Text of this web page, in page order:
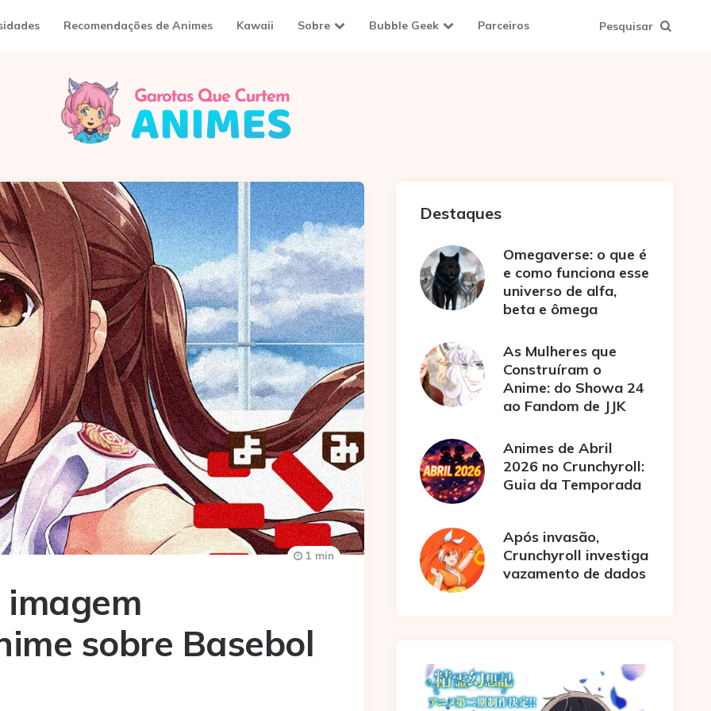
Recomendações de Animes Kawaii Sobre Bubble Geek Parceiros Pesquisar
imagem
sobre Basebol
1 min
Destaques
Omegaverse: o que é
e como funciona esse
universo de alfa,
beta e ômega
As Mulheres que
Construíram o
Anime: do Showa 24
ao Fandom de JJK
Animes de Abril
2026 no Crunchyroll:
Guia da Temporada
Após invasão,
Crunchyroll investiga
vazamento de dados